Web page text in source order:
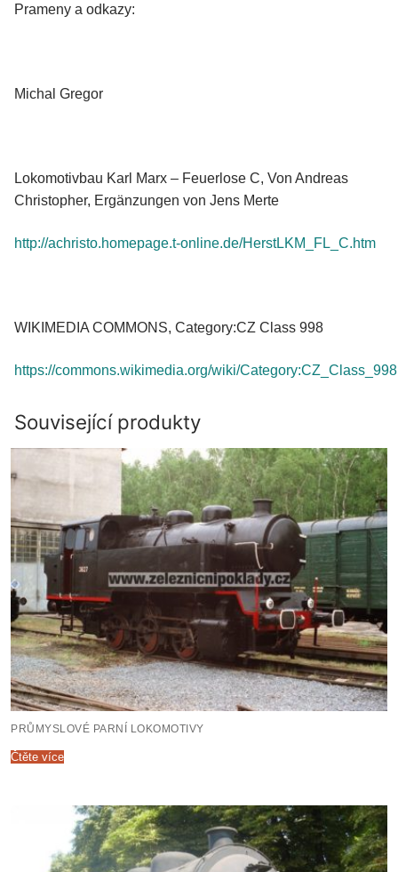
Prameny a odkazy:
Michal Gregor
Lokomotivbau Karl Marx – Feuerlose C, Von Andreas
Christopher, Ergänzungen von Jens Merte
http://achristo.homepage.t-online.de/HerstLKM_FL_C.htm
WIKIMEDIA COMMONS, Category:CZ Class 998
https://commons.wikimedia.org/wiki/Category:CZ_Class_998
Související produkty
PRŮMYSLOVÉ PARNÍ LOKOMOTIVY
Čtěte více